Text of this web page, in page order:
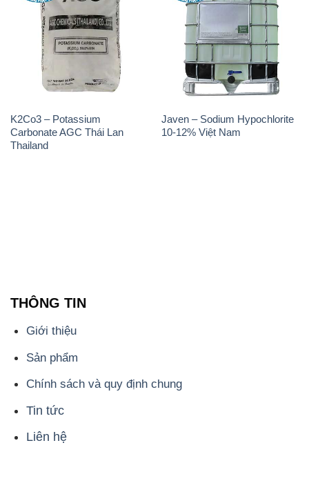
K2Co3 – Potassium
Carbonate AGC Thái Lan
Thailand
Javen – Sodium Hypochlorite
10-12% Việt Nam
THÔNG TIN
Giới thiệu
Sản phẩm
Chính sách và quy định chung
Tin tức
Liên hệ